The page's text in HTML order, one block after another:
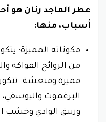
عطر الماجد رنان هو
أسباب، منها:
مكوناته المميزة:
من الروائح الفواكه
مميزة ومنعشة.
البرغموت
وزنبق الوادي وخشب